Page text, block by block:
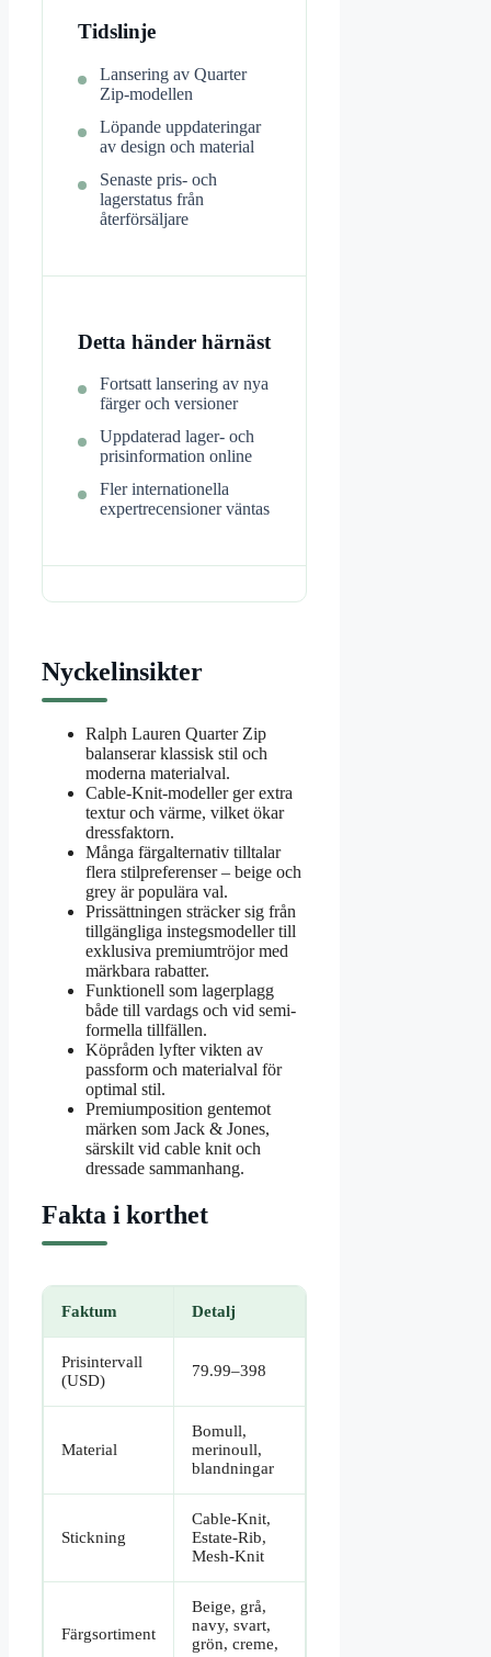
Tidslinje
Lansering av Quarter
Zip-modellen
Löpande uppdateringar
av design och material
Senaste pris- och
lagerstatus från
återförsäljare
Detta händer härnäst
Fortsatt lansering av nya
färger och versioner
Uppdaterad lager- och
prisinformation online
Fler internationella
expertrecensioner väntas
Nyckelinsikter
Ralph Lauren Quarter Zip
balanserar klassisk stil och
moderna materialval.
Cable-Knit-modeller ger extra
textur och värme, vilket ökar
dressfaktorn.
Många färgalternativ tilltalar
flera stilpreferenser – beige och
grey är populära val.
Prissättningen sträcker sig från
tillgängliga instegsmodeller till
exklusiva premiumtröjor med
märkbara rabatter.
Funktionell som lagerplagg
både till vardags och vid semi-
formella tillfällen.
Köpråden lyfter vikten av
passform och materialval för
optimal stil.
Premiumposition gentemot
märken som Jack & Jones,
särskilt vid cable knit och
dressade sammanhang.
Fakta i korthet
Faktum Detalj
Prisintervall
(USD)
79.99–398
Material
Bomull,
merinoull,
blandningar
Stickning
Cable-Knit,
Estate-Rib,
Mesh-Knit
Färgsortiment
Beige, grå,
navy, svart,
grön, creme,